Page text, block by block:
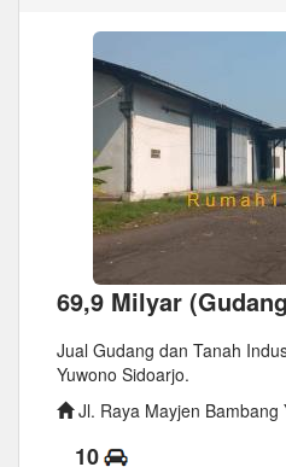
69,9 Milyar
Jual Gudang dan Tanah
Yuwono Sidoarjo.
Jl. Raya Mayjen Bambang
10